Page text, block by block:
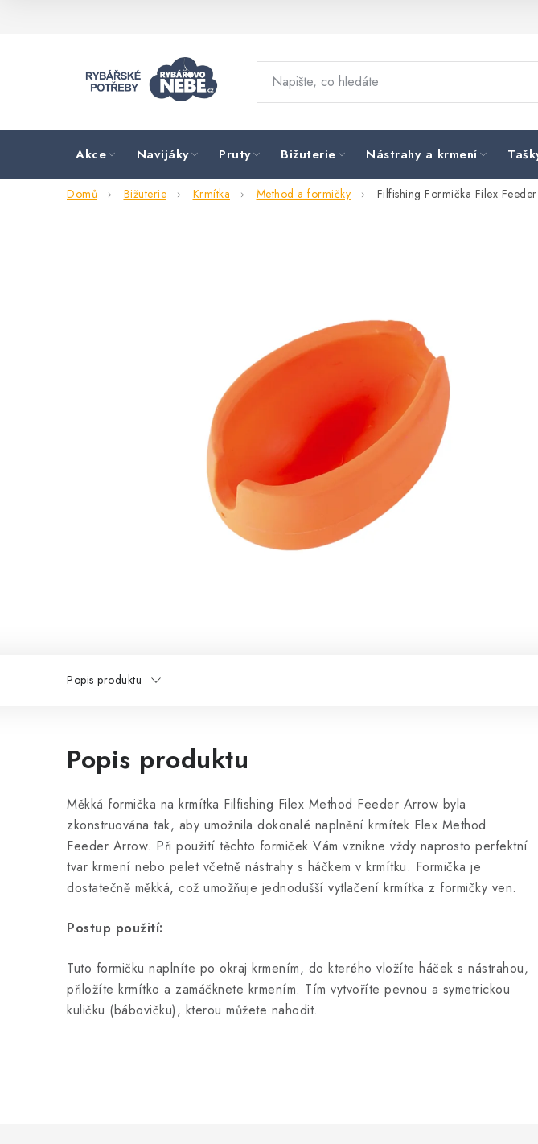
Akce Navijáky Pruty Bižuterie Nástrahy a krmení
Domů Bižuterie Krmítka Method a formičky Filfishing Formička Filex
Popis produktu
Popis produktu
Měkká formička na krmítka Filfishing Filex Method Feeder Arrow byla
zkonstruována tak, aby umožnila dokonalé naplnění krmítek Flex Method
Feeder Arrow. Při použití těchto formiček Vám vznikne vždy naprosto perfektní
tvar krmení nebo pelet včetně nástrahy s háčkem v krmítku. Formička je
dostatečně měkká, což umožňuje jednodušší vytlačení krmítka z formičky ven.
Postup použití:
Tuto formičku naplníte po okraj krmením, do kterého vložíte háček s nástrahou,
přiložíte krmítko a zamáčknete krmením. Tím vytvoříte pevnou a symetrickou
kuličku (bábovičku), kterou můžete nahodit.